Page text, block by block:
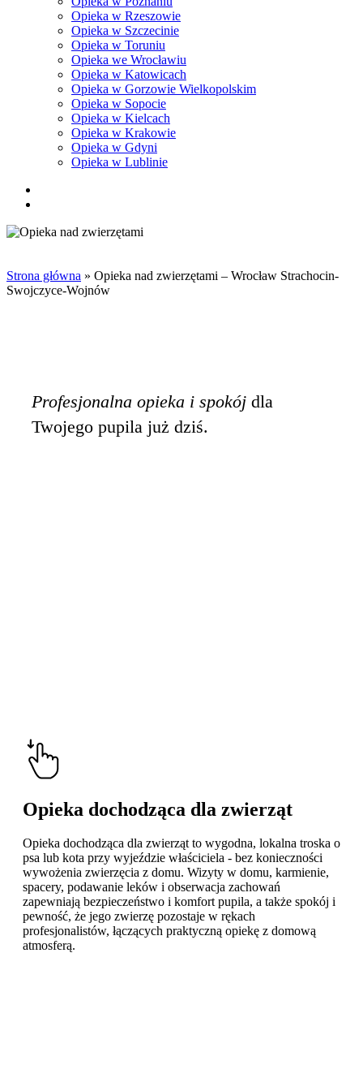
Opieka w Rzeszowie
Opieka w Szczecinie
Opieka w Toruniu
Opieka we Wrocławiu
Opieka w Katowicach
Opieka w Gorzowie Wielkopolskim
Opieka w Sopocie
Opieka w Kielcach
Opieka w Krakowie
Opieka w Gdyni
Opieka w Lublinie
Strona główna » Opieka nad zwierzętami – Wrocław Strachocin-
Swojczyce-Wojnów
Profesjonalna opieka i spokój dla
Twojego pupila już dziś.
Opieka dochodząca dla zwierząt
Opieka dochodząca dla zwierząt to wygodna, lokalna troska o
psa lub kota przy wyjeździe właściciela - bez konieczności
wywożenia zwierzęcia z domu. Wizyty w domu, karmienie,
spacery, podawanie leków i obserwacja zachowań
zapewniają bezpieczeństwo i komfort pupila, a także spokój i
pewność, że jego zwierzę pozostaje w rękach
profesjonalistów, łączących praktyczną opiekę z domową
atmosferą.